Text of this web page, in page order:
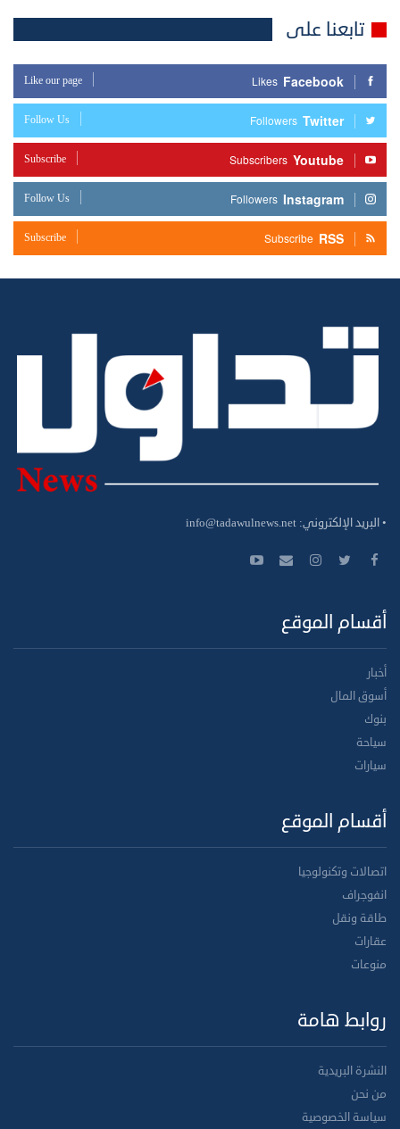
تابعنا على
Facebook
Likes
Like our page
Twitter
Followers
Follow Us
Youtube
Subscribers
Subscribe
Instagram
Followers
Follow Us
RSS
Subscribe
Subscribe
• البريد الإلكتروني: info@tadawulnews.net
أقسام الموقع
أخبار
أسوق المال
بنوك
سياحة
سيارات
أقسام الموقع
اتصالات وتكنولوجيا
انفوجراف
طاقة ونقل
عقارات
منوعات
روابط هامة
النشرة البريدية
من نحن
سياسة الخصوصية